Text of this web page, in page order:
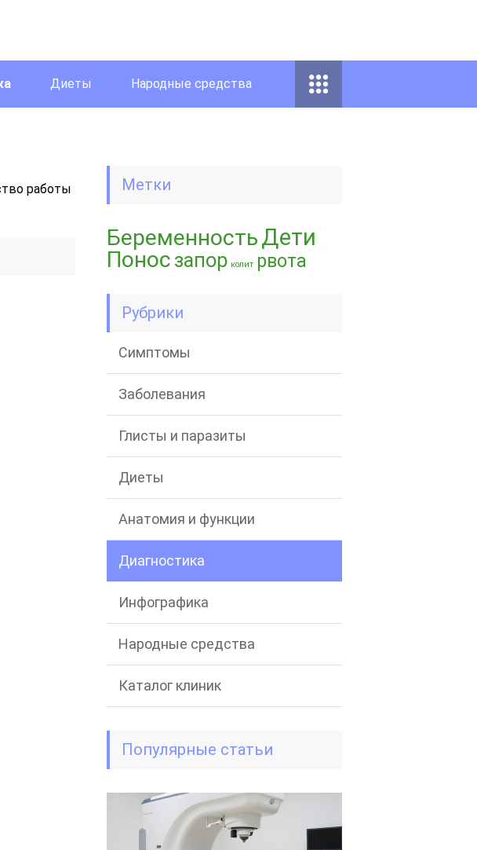
Диеты Народные средства
работы
Метки
БеременностьДети
Понос запор колит рвота
Рубрики
Симптомы
Заболевания
Глисты и паразиты
Диеты
Анатомия и функции
Диагностика
Инфографика
Народные средства
Каталог клиник
Популярные статьи